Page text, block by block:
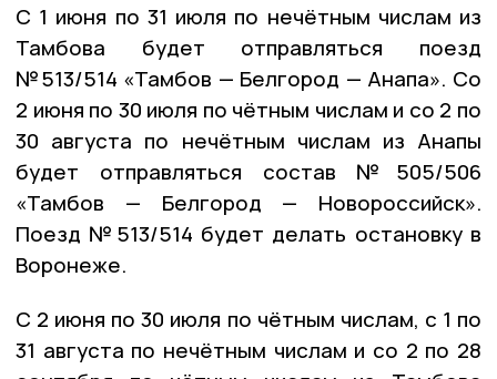
С 1 июня по 31 июля по нечётным числам из
Тамбова будет отправляться поезд
№513/514 «Тамбов — Белгород — Анапа». Со
2 июня по 30 июля по чётным числам и со 2 по
30 августа по нечётным числам из Анапы
будет отправляться состав №505/506
«Тамбов — Белгород — Новороссийск».
Поезд №513/514 будет делать остановку в
Воронеже.
С 2 июня по 30 июля по чётным числам, с 1 по
31 августа по нечётным числам и со 2 по 28